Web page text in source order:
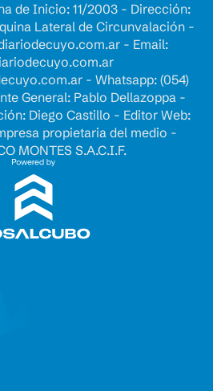
de Inicio: 11/2003 - Dirección:
Lateral de Circunvalación -
- Email:
- Whatsapp: (054)
General: Pablo Dellazoppa -
Diego Castillo - Editor Web:
propietaria del medio -
MONTES S.A.C.I.F.